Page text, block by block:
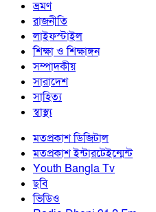
ভ্রমণ
রাজনীতি
লাইফস্টাইল
শিক্ষা ও শিক্ষাঙ্গন
সম্পাদকীয়
সারাদেশ
সাহিত্য
স্বাস্থ্য
মতপ্রকাশ ডিজিটাল
মতপ্রকাশ ইন্টারটেইন্মেন্ট
Youth Bangla Tv
ছবি
ভিডিও